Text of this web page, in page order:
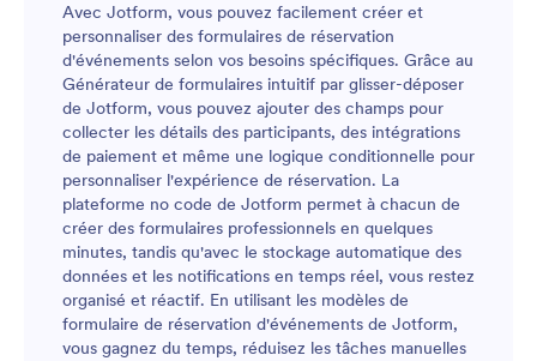
Avec Jotform, vous pouvez facilement créer et
personnaliser des formulaires de réservation
d'événements selon vos besoins spécifiques. Grâce au
Générateur de formulaires intuitif par glisser-déposer
de Jotform, vous pouvez ajouter des champs pour
collecter les détails des participants, des intégrations
de paiement et même une logique conditionnelle pour
personnaliser l'expérience de réservation. La
plateforme no code de Jotform permet à chacun de
créer des formulaires professionnels en quelques
minutes, tandis qu'avec le stockage automatique des
données et les notifications en temps réel, vous restez
organisé et réactif. En utilisant les modèles de
formulaire de réservation d'événements de Jotform,
vous gagnez du temps, réduisez les tâches manuelles